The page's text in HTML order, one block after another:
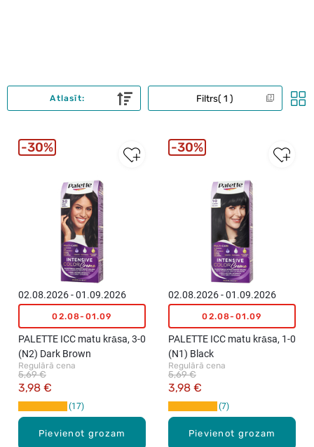
Filtrs 1
Atlasīt:
Pievienot grozam
02.08.2026 - 01.09.2026
02.08-01.09
PALETTE ICC matu krāsa, 3-0
(N2) Dark Brown
Regulārā cena
3,98 €
5,69 €
17
30%
Pievienot grozam
02.08.2026 - 01.09.2026
02.08-01.09
PALETTE ICC matu krāsa, 1-0
(N1) Black
Regulārā cena
3,98 €
5,69 €
7
30%